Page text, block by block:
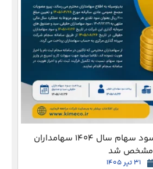
زمان دقیق پرداخت سود سهام سال 1404 سهامداران
مشخص شد
31 تیر 1405